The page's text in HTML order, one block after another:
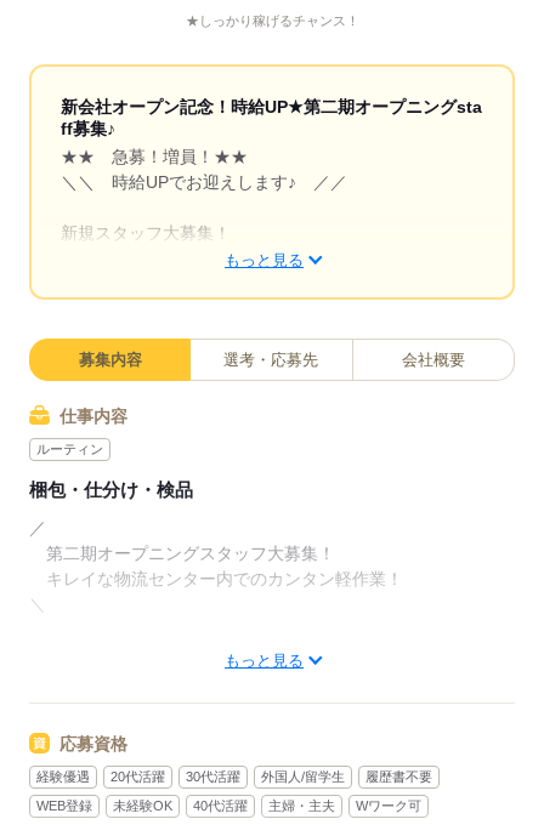
★しっかり稼げるチャンス！
新会社オープン記念！時給UP★第二期オープニングsta
ff募集♪
★★ 急募！増員！★★
＼＼ 時給UPでお迎えします♪ ／／
新規スタッフ大募集！
キレイな物流センターで簡単軽作業♪
慣れたら【長期】も大歓迎！
――――――――――――――――
［★］ inGs（イングス）なら…
――――――――――――――――
□ 3ヶ月以内の短期もOK！
□ フルタイム、WワークOK
□ ブランク復帰も歓迎
あなたにピッタリの働き方がきっと見つかる♪
【登録】してみませんか？
お仕事はキレイな
『物流センター』での軽作業！
もっと見る
募集内容 選考・応募先 会社概要
仕事内容
ルーティン
梱包・仕分け・検品
／
第二期オープニングスタッフ大募集！
キレイな物流センター内でのカンタン軽作業！
＼
￣￣￣￣￣￣￣￣￣￣￣￣￣￣￣￣
取り扱うのはゲームやDVD、イヤホンなど
軽くて扱いやすい商品ばかり♪
もっと見る
応募資格
経験優遇 20代活躍 30代活躍 外国人/留学生
履歴書不要
WEB登録
未経験OK 40代活躍 主婦・主夫 Wワーク可